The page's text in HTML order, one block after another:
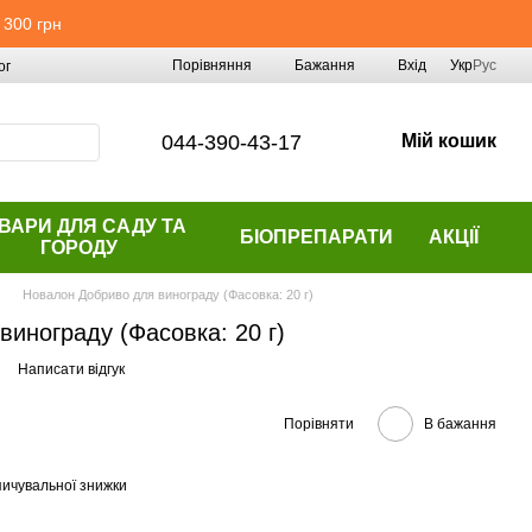
грн
Порівняння Бажання Вхід УкрРус
044-390-43-17 Мій кошик
ДЛЯ САДУ ТА
ГОРОДУ
БІОПРЕПАРАТИ АКЦІЇ
Новалон Добриво для винограду (Фасовка: 20 г)
(Фасовка: 20 г)
Написати відгук
Порівняти В бажання
знижки